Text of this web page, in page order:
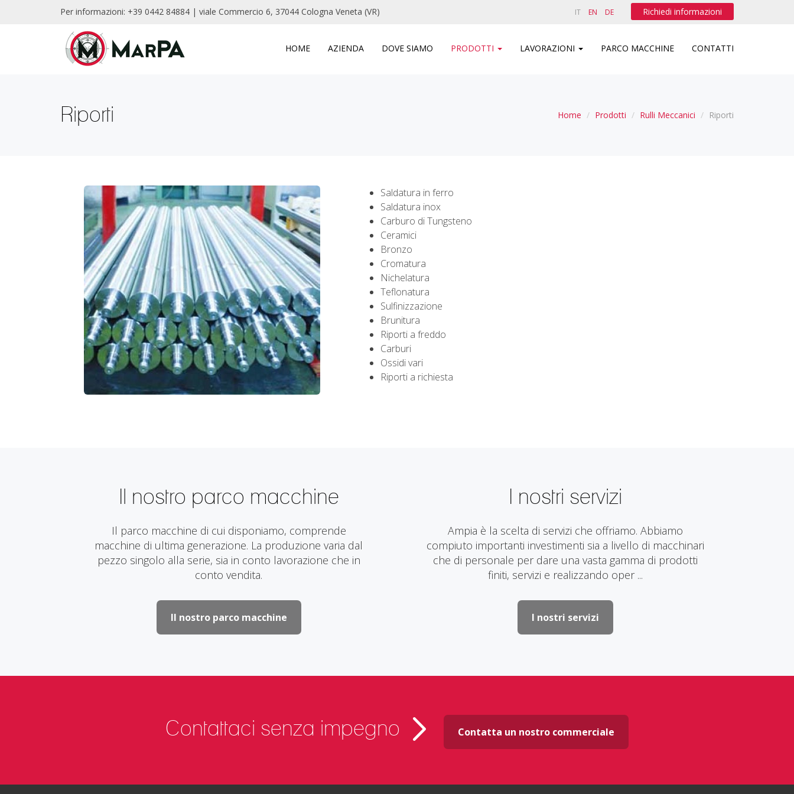
Per informazioni: +39 0442 84884 | viale Commercio 6, 37044 Cologna Veneta (VR) IT EN DE Richiedi informazioni
HOME AZIENDA DOVE SIAMO PRODOTTI LAVORAZIONI PARCO MACCHINE CONTATTI
Riporti Home Prodotti Rulli Meccanici Riporti
Saldatura in ferro
Saldatura inox
Carburo di Tungsteno
Ceramici
Bronzo
Cromatura
Nichelatura
Teflonatura
Sulfinizzazione
Brunitura
Riporti a freddo
Carburi
Ossidi vari
Riporti a richiesta
Il nostro parco macchine
Il parco macchine di cui disponiamo, comprende
macchine di ultima generazione. La produzione varia dal
pezzo singolo alla serie, sia in conto lavorazione che in
conto vendita.
Il nostro parco macchine
I nostri servizi
Ampia è la scelta di servizi che offriamo. Abbiamo
compiuto importanti investimenti sia a livello di macchinari
che di personale per dare una vasta gamma di prodotti
finiti, servizi e realizzando oper ...
I nostri servizi
Contattaci senza impegno Contatta un nostro commerciale